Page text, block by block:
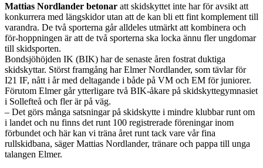
Mattias Nordlander betonar att skidskyttet inte har för avsikt att
konkurrera med längskidor utan att de kan bli ett fint komplement till
varandra. De två sporterna går alldeles utmärkt att kombinera och
för-hoppningen är att de två sporterna ska locka ännu fler ungdomar
till skidsporten.
Bondsjöhöjden IK (BIK) har de senaste åren fostrat duktiga
skidskyttar. Störst framgång har Elmer Nordlander, som tävlar för
I21 IF, nått i år med deltagande i både på VM och EM för juniorer.
Förutom Elmer går ytterligare två BIK-åkare på skidskyttegymnasiet
i Sollefteå och fler är på väg.
– Det görs många satsningar på skidskytte i mindre klubbar runt om
i landet och nu finns det runt 100 registrerade föreningar inom
förbundet och här kan vi träna året runt tack vare vår fina
rullskidbana, säger Mattias Nordlander, tränare och pappa till unga
talangen Elmer.